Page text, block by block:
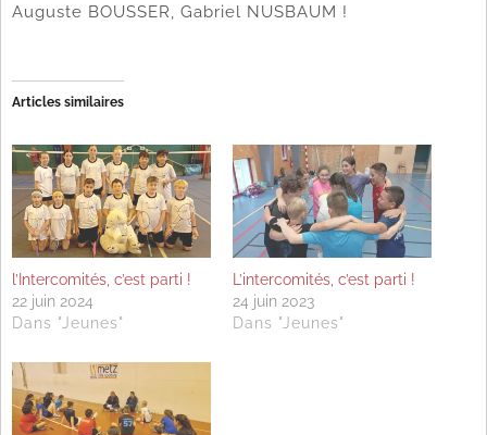
Auguste BOUSSER, Gabriel NUSBAUM !
Articles similaires
l’Intercomités, c’est parti !
22 juin 2024
Dans "Jeunes"
L’intercomités, c’est parti !
24 juin 2023
Dans "Jeunes"